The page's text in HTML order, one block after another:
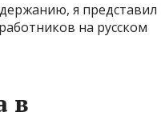
я представил
на русском
в